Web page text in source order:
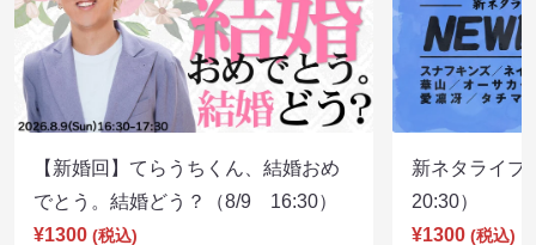
【新婚回】てらうちくん、結婚おめ
でとう。結婚どう？（8/9 16:30）
¥1300 (税込)
新ネタライ
20:30）
¥1300 (税込)